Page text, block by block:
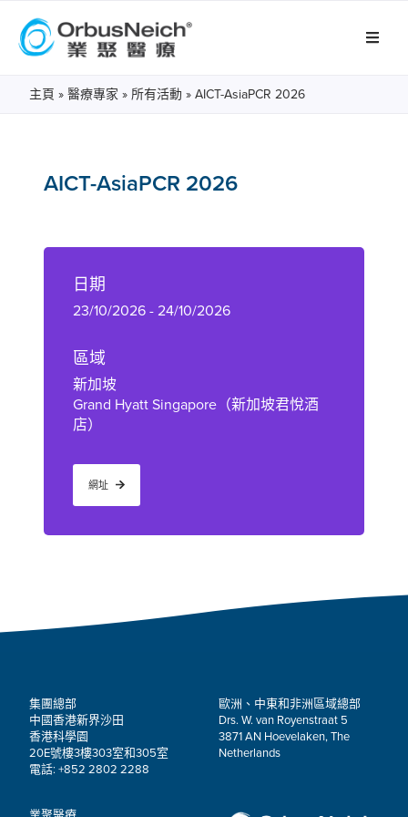
主頁 » 醫療專家 » 所有活動 » AICT-AsiaPCR 2026
AICT-AsiaPCR 2026
日期
23/10/2026 - 24/10/2026
區域
新加坡
Grand Hyatt Singapore（新加坡君悅酒
店）
網址
集團總部
中國香港新界沙田
香港科學園
20E號樓3樓303室和305室
電話: +852 2802 2288
歐洲、中東和非洲區域總部
Drs. W. van Royenstraat 5
3871 AN Hoevelaken, The
Netherlands